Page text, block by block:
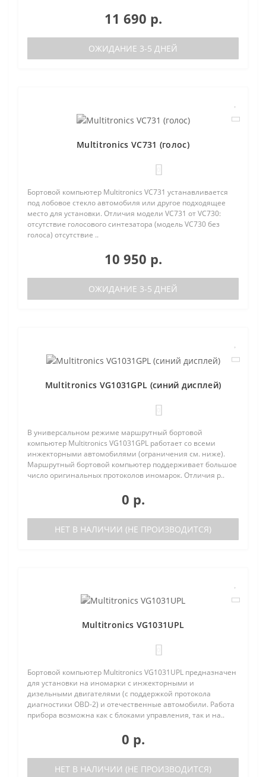
11 690 р.
ОЖИДАНИЕ 3-5 ДНЕЙ
Multitronics VC731 (голос)
Бортовой компьютер Multitronics VC731 устанавливается
под лобовое стекло автомобиля или другое подходящее
место для установки. Отличия модели VC731 от VC730:
отсутствие голосового синтезатора (модель VC730 без
голоса) отсутствие ..
10 950 р.
ОЖИДАНИЕ 3-5 ДНЕЙ
Multitronics VG1031GPL (синий дисплей)
В универсальном режиме маршрутный бортовой
компьютер Multitronics VG1031GPL работает со всеми
инжекторными автомобилями (ограничения см. ниже).
Маршрутный бортовой компьютер поддерживает большое
число оригинальных протоколов иномарок. Отличия р..
0 р.
НЕТ В НАЛИЧИИ (НЕ ПРОИЗВОДИТСЯ)
Multitronics VG1031UPL
Бортовой компьютер Multitronics VG1031UPL предназначен
для установки на иномарки с инжекторными и
дизельными двигателями (с поддержкой протокола
диагностики OBD-2) и отечественные автомобили. Работа
прибора возможна как с блоками управления, так и на..
0 р.
НЕТ В НАЛИЧИИ (НЕ ПРОИЗВОДИТСЯ)